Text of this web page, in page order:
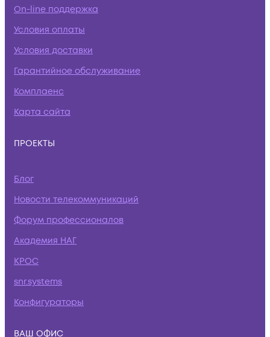
On-line поддержка
Условия оплаты
Условия доставки
Гарантийное обслуживание
Комплаенс
Карта сайта
ПРОЕКТЫ
Блог
Новости телекоммуникаций
Форум профессионалов
Академия НАГ
КРОС
snr.systems
Конфигураторы
ВАШ ОФИС